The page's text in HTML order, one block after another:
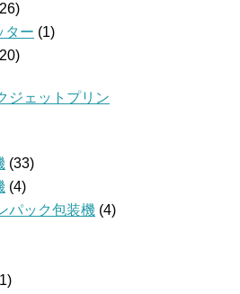
ター (1)
ジェットプリン
(33)
(4)
パック包装機 (4)